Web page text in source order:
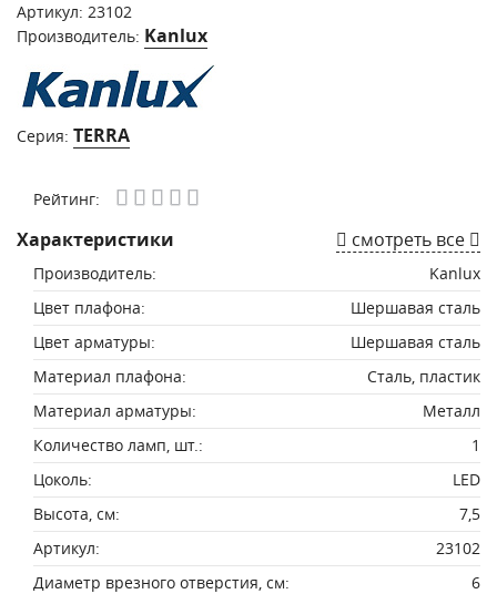
Артикул: 23102
Производитель: Kanlux
Серия: TERRA
Рейтинг:
Характеристики смотреть все
Производитель:
Kanlux
Цвет плафона:
Шершавая сталь
Цвет арматуры:
Шершавая сталь
Материал плафона:
Сталь, пластик
Материал арматуры:
Металл
Количество ламп, шт.:
1
Цоколь:
LED
Высота, см:
7,5
Артикул:
23102
Диаметр врезного отверстия, см:
6